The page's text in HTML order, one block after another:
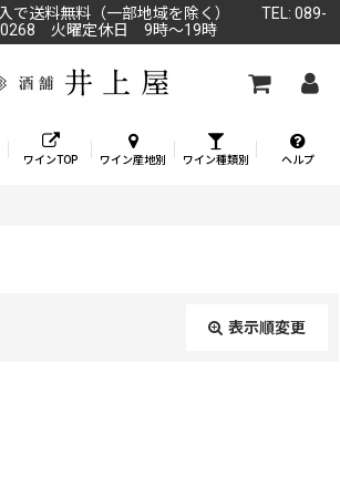
で送料無料（一部地域を除く） TEL: 089-
火曜定休日 9時～19時
ワインTOP ワイン産地別 ワイン種類別 ヘルプ
表示順変更